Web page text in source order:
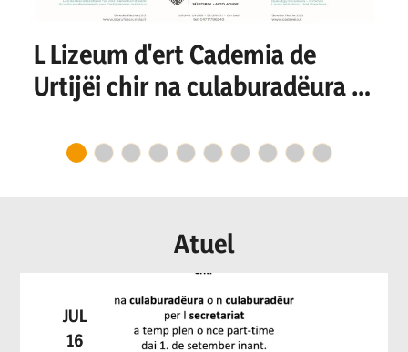
L Lizeum d'ert Cademia de
Urtijëi chir na culaburadëura o
secretariat
Atuel
JUL
16